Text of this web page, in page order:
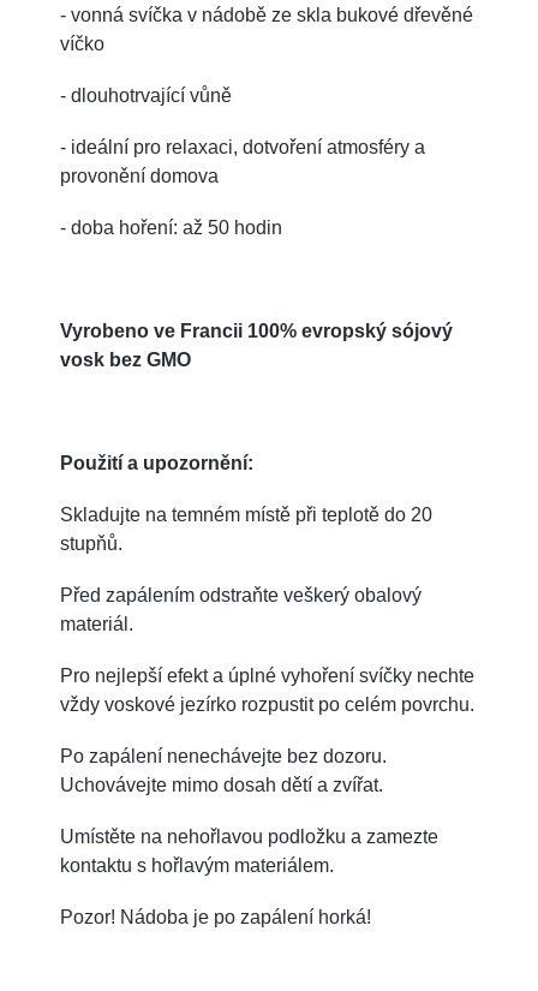
- vonná svíčka v nádobě ze skla bukové dřevěné
víčko
- dlouhotrvající vůně
- ideální pro relaxaci, dotvoření atmosféry a
provonění domova
- doba hoření: až 50 hodin
Vyrobeno ve Francii 100% evropský sójový
vosk bez GMO
Použití a upozornění:
Skladujte na temném místě při teplotě do 20
stupňů.
Před zapálením odstraňte veškerý obalový
materiál.
Pro nejlepší efekt a úplné vyhoření svíčky nechte
vždy voskové jezírko rozpustit po celém povrchu.
Po zapálení nenechávejte bez dozoru.
Uchovávejte mimo dosah dětí a zvířat.
Umístěte na nehořlavou podložku a zamezte
kontaktu s hořlavým materiálem.
Pozor! Nádoba je po zapálení horká!